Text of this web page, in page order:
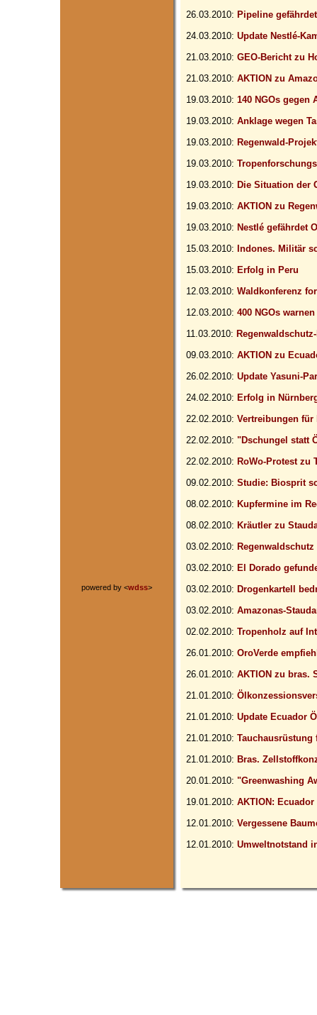
powered by <wdss>
26.03.2010: Pipeline
24.03.2010: Update Nestlé-
21.03.2010: GEO-Bericht zu
21.03.2010: AKTION zu
19.03.2010: 140 NGOs gegen
19.03.2010: Anklage wegen
19.03.2010: Regenwald-
19.03.2010:
19.03.2010: Die Situation der
19.03.2010: AKTION zu
19.03.2010: Nestlé gefährdet
15.03.2010: Indones. Militär
15.03.2010: Erfolg in Peru
12.03.2010: Waldkonferenz
12.03.2010: 400 NGOs
11.03.2010:
09.03.2010: AKTION zu
26.02.2010: Update Yasuni-
24.02.2010: Erfolg in
22.02.2010: Vertreibungen für
22.02.2010: "Dschungel statt
22.02.2010: RoWo-Protest zu
09.02.2010: Studie: Biosprit
08.02.2010: Kupfermine im
08.02.2010: Kräutler zu
03.02.2010:
03.02.2010: El Dorado
03.02.2010: Drogenkartell
03.02.2010: Amazonas-
02.02.2010: Tropenholz auf
26.01.2010: OroVerde
26.01.2010: AKTION zu bras.
21.01.2010:
21.01.2010: Update Ecuador
21.01.2010: Tauchausrüstung
21.01.2010: Bras.
20.01.2010: "Greenwashing
19.01.2010: AKTION:
12.01.2010: Vergessene
12.01.2010: Umweltnotstand